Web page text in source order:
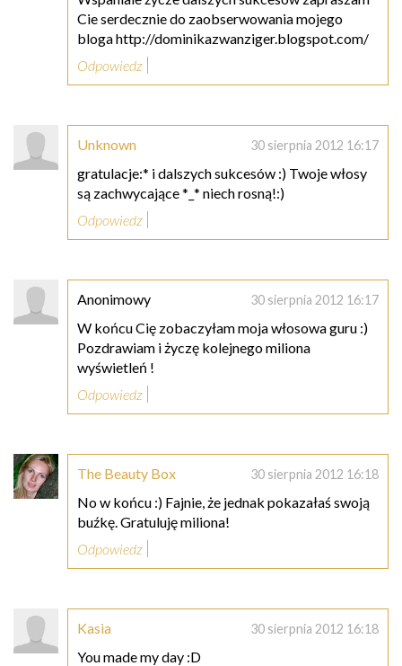
Cie serdecznie do zaobserwowania mojego
bloga http://dominikazwanziger.blogspot.com/
Odpowiedz
Unknown 30 sierpnia 2012 16:17
gratulacje:* i dalszych sukcesów :) Twoje włosy
są zachwycające *_* niech rosną!:)
Odpowiedz
Anonimowy 30 sierpnia 2012 16:17
W końcu Cię zobaczyłam moja włosowa guru :)
Pozdrawiam i życzę kolejnego miliona
wyświetleń !
Odpowiedz
The Beauty Box 30 sierpnia 2012 16:18
No w końcu :) Fajnie, że jednak pokazałaś swoją
buźkę. Gratuluję miliona!
Odpowiedz
Kasia 30 sierpnia 2012 16:18
You made my day :D